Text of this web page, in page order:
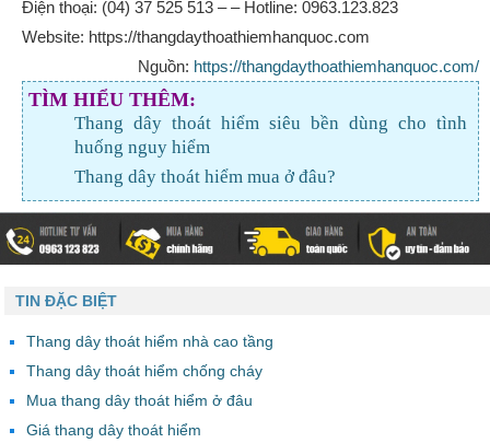
Điện thoại: (04) 37 525 513 – – Hotline: 0963.123.823
Website: https://thangdaythoathiemhanquoc.com
Nguồn: https://thangdaythoathiemhanquoc.com/
TÌM HIỂU THÊM:
Thang dây thoát hiểm siêu bền dùng cho tình
huống nguy hiểm
Thang dây thoát hiểm mua ở đâu?
TIN ĐẶC BIỆT
Thang dây thoát hiểm nhà cao tầng
Thang dây thoát hiểm chống cháy
Mua thang dây thoát hiểm ở đâu
Giá thang dây thoát hiểm